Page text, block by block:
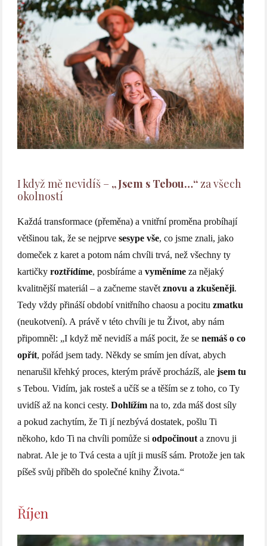
I když mě nevidíš – „Jsem s Tebou…“ za všech
okolností
Každá transformace (přeměna) a vnitřní proměna probíhají
většinou tak, že se nejprvesesype vše, co jsme znali, jako
domeček z karet a potom nám chvíli trvá, než všechny ty
kartičkyroztřídíme, posbíráme avyměníme za nějaký
kvalitnější materiál – a začneme stavětznovu a zkušeněji.
Tedy vždy přináší období vnitřního chaosu a pocituzmatku
(neukotvení). A právě v této chvíli je tu Život, aby nám
připomněl: „I když mě nevidíš a máš pocit, že senemáš o co
opřít, pořád jsem tady. Někdy se smím jen dívat, abych
nenarušil křehký proces, kterým právě procházíš, alejsem tu
s Tebou. Vidím, jak rosteš a učíš se a těším se z toho, co Ty
uvidíš až na konci cesty.Dohlížím na to, zda máš dost síly
a pokud zachytím, že Ti jí nezbývá dostatek, pošlu Ti
někoho, kdo Ti na chvíli pomůže siodpočinouta znovu ji
nabrat. Ale je to Tvá cesta a ujít ji musíš sám. Protože jen tak
píšeš svůj příběh do společné knihy Života.“
Říjen